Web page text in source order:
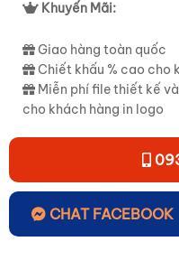
Khuyến Mãi:
Giao hàng toàn quốc
Chiết khấu % cao cho
Miễn phí file thiết kế
cho khách hàng in logo
CHAT FACEBOOK